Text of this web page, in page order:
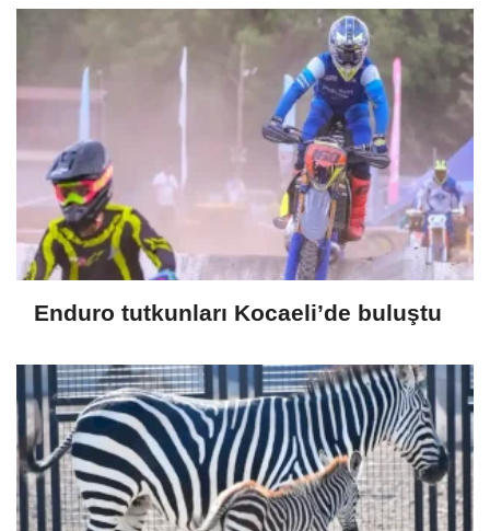
Enduro tutkunları Kocaeli’de buluştu